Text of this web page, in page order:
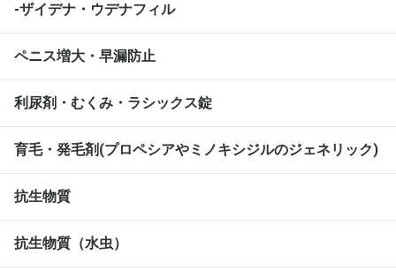
-ザイデナ・ウデナフィル
ペニス増大・早漏防止
利尿剤・むくみ・ラシックス錠
育毛・発毛剤(プロペシアやミノキシジルのジェネリック)
抗生物質
抗生物質（水虫）